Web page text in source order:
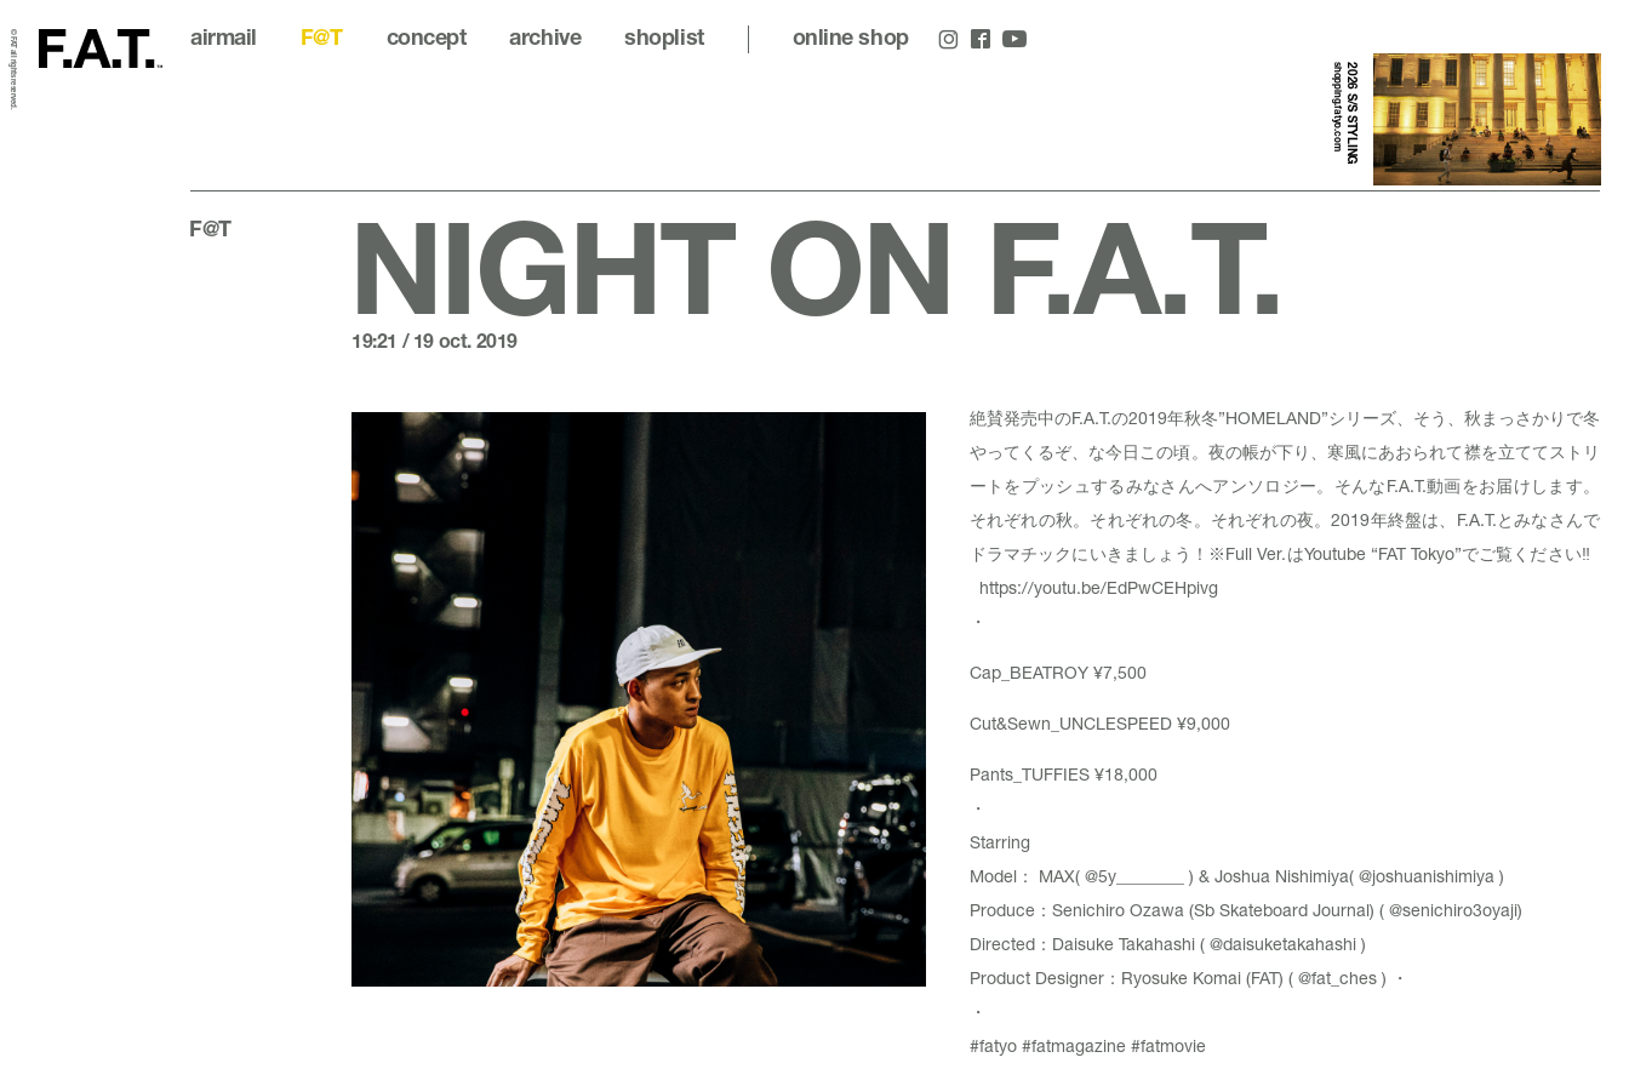
2026 S/S STYLING
shopping.fatyo.com
airmail F@T concept archive shoplist online shop
© FAT all rights reserved.
F@T NIGHT ON F.A.T.
19:21 / 19 oct. 2019
絶賛発売中のF.A.T.の2019年秋冬”HOMELAND”シリーズ、そう、秋まっさかりで冬
やってくるぞ、な今日この頃。夜の帳が下り、寒風にあおられて襟を立ててストリ
ートをプッシュするみなさんへアンソロジー。そんなF.A.T.動画をお届けします。
それぞれの秋。それぞれの冬。それぞれの夜。2019年終盤は、F.A.T.とみなさんで
ドラマチックにいきましょう！※Full Ver.はYoutube “FAT Tokyo”でご覧ください‼︎
https://youtu.be/EdPwCEHpivg
・
Cap_BEATROY ¥7,500
Cut&Sewn_UNCLESPEED ¥9,000
Pants_TUFFIES ¥18,000
・
Starring
Model： MAX( @5y________ ) & Joshua Nishimiya( @joshuanishimiya )
Produce：Senichiro Ozawa (Sb Skateboard Journal) ( @senichiro3oyaji)
Directed：Daisuke Takahashi ( @daisuketakahashi)
Product Designer：Ryosuke Komai (FAT) ( @fat_ches) ・
・
#fatyo #fatmagazine #fatmovie